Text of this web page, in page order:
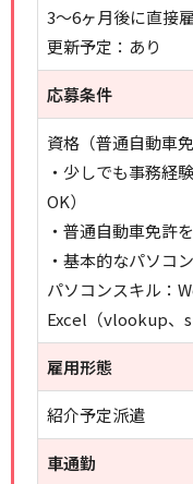
3～6ヶ月後に直接
更新予定：あり
応募条件
資格（普通自動車免
・少しでも事務経
OK）
・普通自動車免許
・基本的なパソコ
パソコンスキル：
Excel（vlookup、
雇用形態
紹介予定派遣
車通勤